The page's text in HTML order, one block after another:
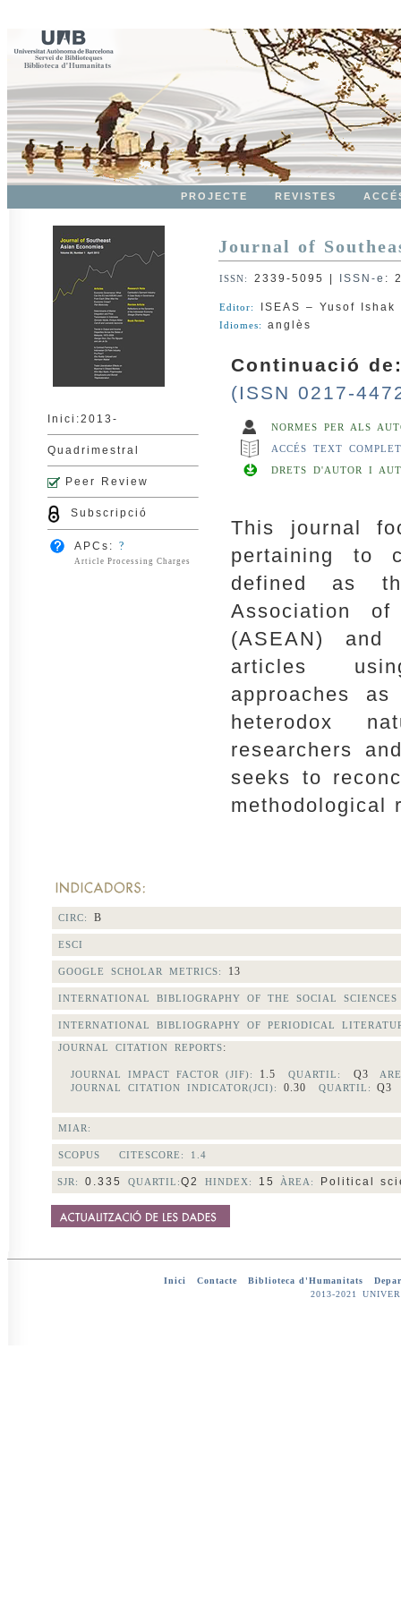
PROJECTE REVISTES
Inici:2013-
Quadrimestral
Peer Review
Subscripció
APCs: ?
Article Processing Charges
Journal of
ISSN: 2339-5095 ISSN-e :
Editor: ISEAS – Yusof
Idiomes: anglès
Continuació
(ISSN 0217-
NORMES PER ALS
ACCÉS TEXT COMPLET
DRETS D'AUTOR I
This journal
pertaining to
defined as
Association
(ASEAN)
articles
approaches
heterodox
researchers
seeks to
methodological
CIRC: B
ESCI
GOOGLE SCHOLAR METRICS: 13
INTERNATIONAL BIBLIOGRAPHY OF THE SOCIAL SCIENCES
INTERNATIONAL BIBLIOGRAPHY OF PERIODICAL
JOURNAL CITATION REPORTS:
JOURNAL IMPACT FACTOR (JIF): 1.5 QUARTIL: Q3
JOURNAL CITATION INDICATOR(JCI): 0.30 QUARTIL:
MIAR:
SCOPUS CITESCORE: 1.4
SJR: 0.335 QUARTIL:Q2 HINDEX: 15 ÀREA: Political
Inici Contacte Biblioteca d'Humanitats
2013-2021